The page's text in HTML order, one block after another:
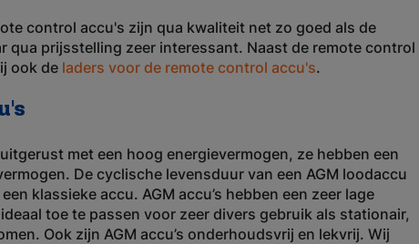
control accu's zijn qua kwaliteit net zo goed als de
qua prijsstelling zeer interessant. Naast de remote control
ook de laders voor de remote control accu's.
met een hoog energievermogen, ze hebben een
De cyclische levensduur van een AGM loodaccu
klassieke accu. AGM accu’s hebben een zeer lage
toe te passen voor zeer divers gebruik als stationair,
Ook zijn AGM accu’s onderhoudsvrij en lekvrij. Wij